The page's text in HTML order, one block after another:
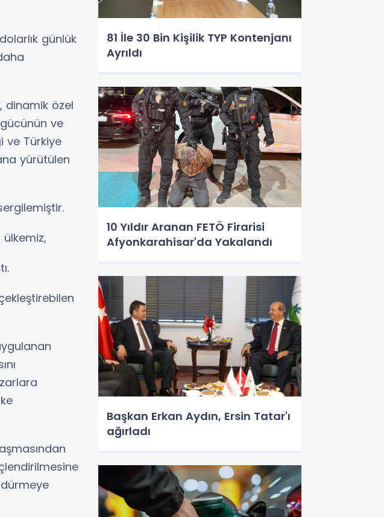
günlük
dinamik özel
gücünün ve
ve Türkiye
yürütülen
ülkemiz,
81 İle 30 Bin Kişilik TYP Kontenjanı
Ayrıldı
10 Yıldır Aranan FETÖ Firarisi
Afyonkarahisar'da Yakalandı
Başkan Erkan Aydın, Ersin Tatar'ı
ağırladı